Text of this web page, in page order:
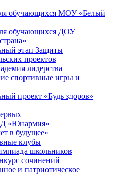
обучающихся МОУ «Белый
обучающихся ДОУ
этап Защиты
проектов
лидерства
спортивные игры и
проект «Будь здоров»
«Юнармия»
в будущее»
клубы
школьников
сочинений
и патриотическое